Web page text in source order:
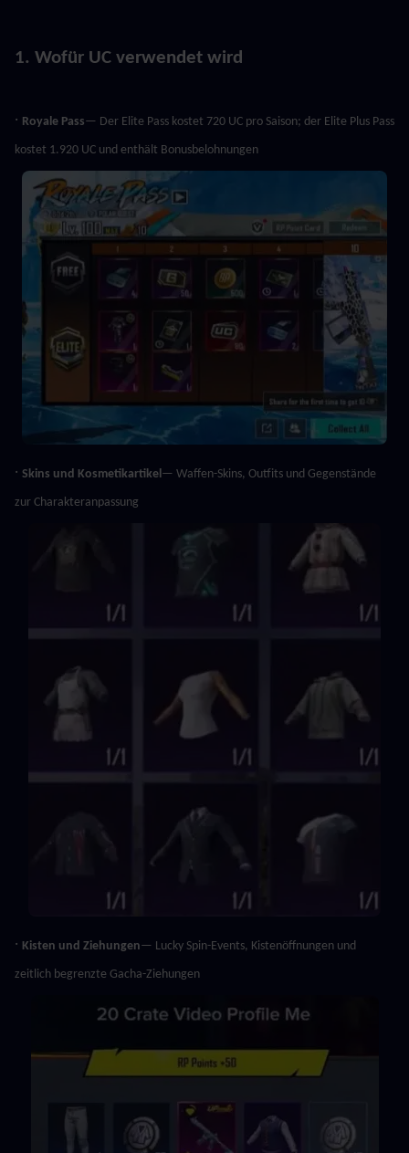
1. Wofür UC verwendet wird
· Royale Pass— Der Elite Pass kostet 720 UC pro Saison; der Elite Plus Pass
kostet 1.920 UC und enthält Bonusbelohnungen
· Skins und Kosmetikartikel— Waffen-Skins, Outfits und Gegenstände
zur Charakteranpassung
· Kisten und Ziehungen— Lucky Spin-Events, Kistenöffnungen und
zeitlich begrenzte Gacha-Ziehungen